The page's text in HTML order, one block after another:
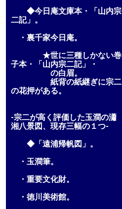
◆今日庵文庫本・「山内宗
二記」。
・裏千家今日庵。
★世に三種しかない巻
子本・「山内宗二記」・
の白眉。
紙背の紙継ぎに宗二
の花押がある。
-宗二が高く評価した玉澗の瀟
湘八景図、現存三幅の１つ-
◆「遠浦帰帆図」。
・玉澗筆。
・重要文化財。
・徳川美術館。